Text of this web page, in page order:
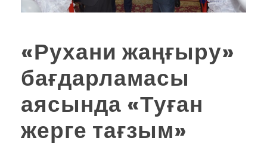
«Рухани жаңғыру»
бағдарламасы
аясында «Туған
жерге тағзым»